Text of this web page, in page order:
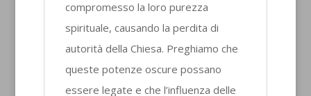
compromesso la loro purezza
spirituale, causando la perdita di
autorità della Chiesa. Preghiamo che
queste potenze oscure possano
essere legate e che l’influenza delle